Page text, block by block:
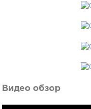
Видео обзор